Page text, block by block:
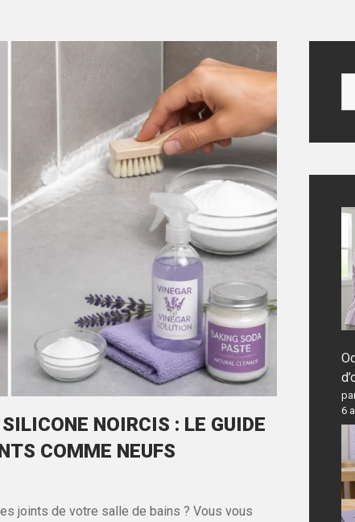
NOIRCIS : LE GUIDE
COMME NEUFS
joints de votre salle de bains ? Vous vous
6